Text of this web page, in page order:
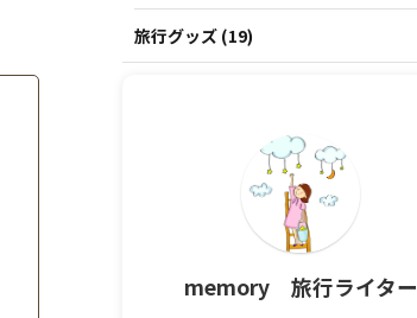
旅行グッズ (19)
memory 旅行ライター